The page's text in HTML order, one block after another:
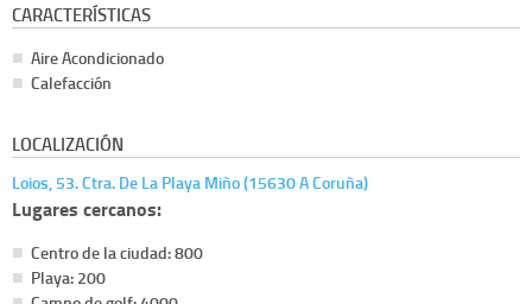
CARACTERÍSTICAS
Aire Acondicionado
Calefacción
LOCALIZACIÓN
Loios, 53. Ctra. De La Playa Miño (15630 A Coruña)
Lugares cercanos:
Centro de la ciudad: 800
Playa: 200